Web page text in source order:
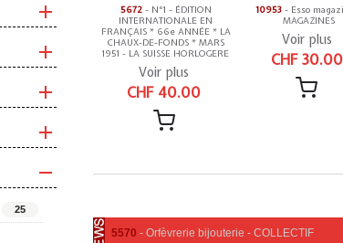
25
5672- N°1 - ÉDITION
INTERNATIONALE EN
FRANÇAIS * 66e ANNÉE * LA
CHAUX-DE-FONDS * MARS
1951 - LA SUISSE HORLOGERE
Voir plus
CHF 40.00
10953- Esso
MAGAZINES
Voir plus
CHF 30.00
5570 - Orfèvrerie bijouterie - COLLECTIF